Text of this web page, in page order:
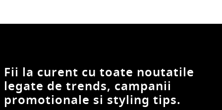
Fii la curent cu toate noutatile
legate de trends, campanii
promotionale si styling tips.